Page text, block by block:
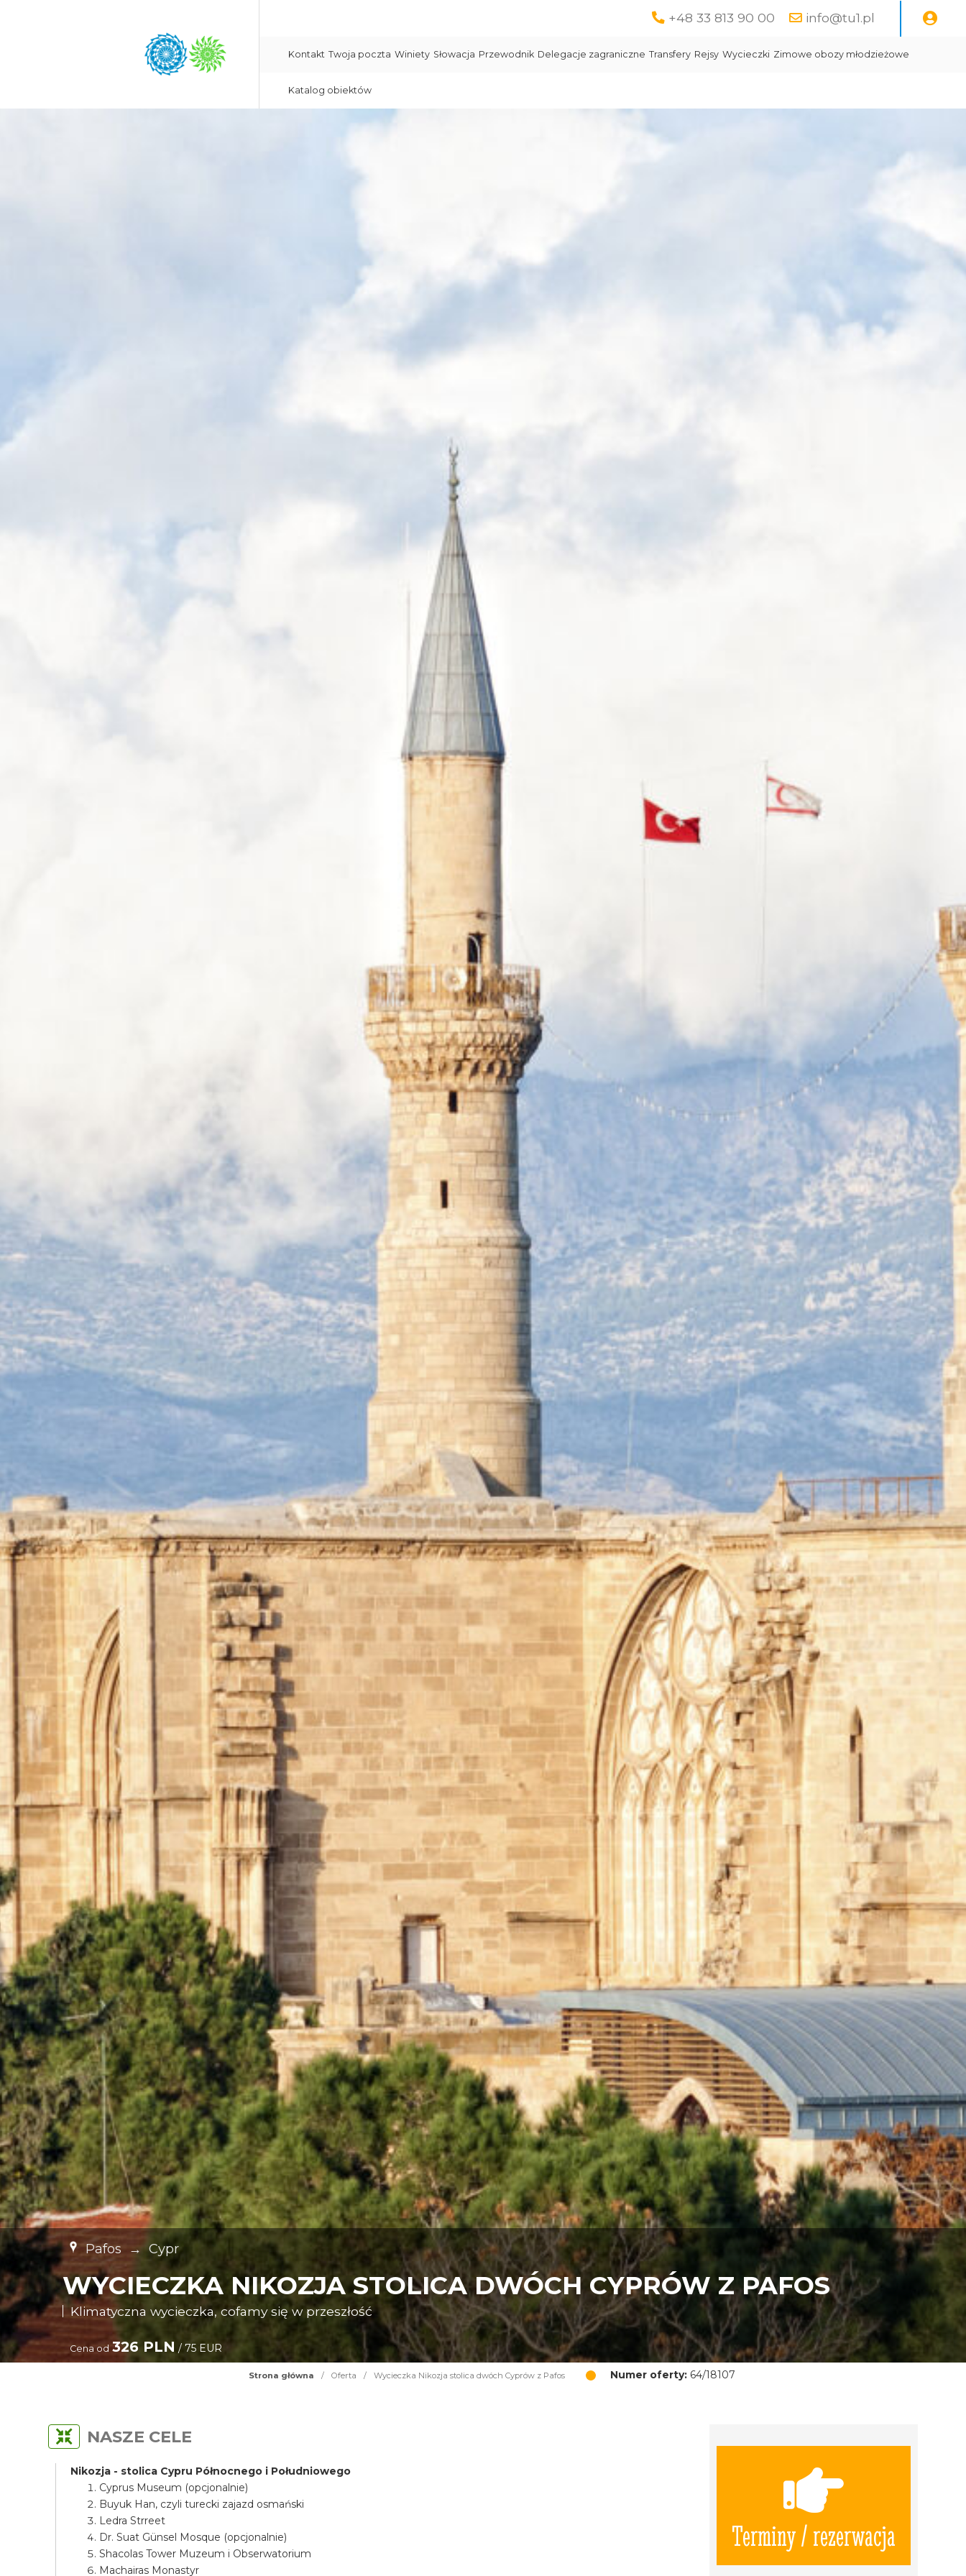
+48 33 813 90 00 info@tu1.pl
Kontakt Twoja poczta Winiety Słowacja Przewodnik Delegacje zagraniczne Transfery Rejsy Wycieczki Zimowe obozy młodzieżowe
Katalog obiektów
Pafos → Cypr
WYCIECZKA NIKOZJA STOLICA DWÓCH CYPRÓW Z PAFOS
Klimatyczna wycieczka, cofamy się w przeszłość
Cena od 326 PLN / 75 EUR
Strona główna / Oferta / Wycieczka Nikozja stolica dwóch Cyprów z Pafos Numer oferty: 64/18107
Terminy / rezerwacja
NASZE CELE
Nikozja - stolica Cypru Północnego i Południowego
Cyprus Museum (opcjonalnie)
Buyuk Han, czyli turecki zajazd osmański
Ledra Strreet
Dr. Suat Günsel Mosque (opcjonalnie)
Shacolas Tower Muzeum i Obserwatorium
Machairas Monastyr